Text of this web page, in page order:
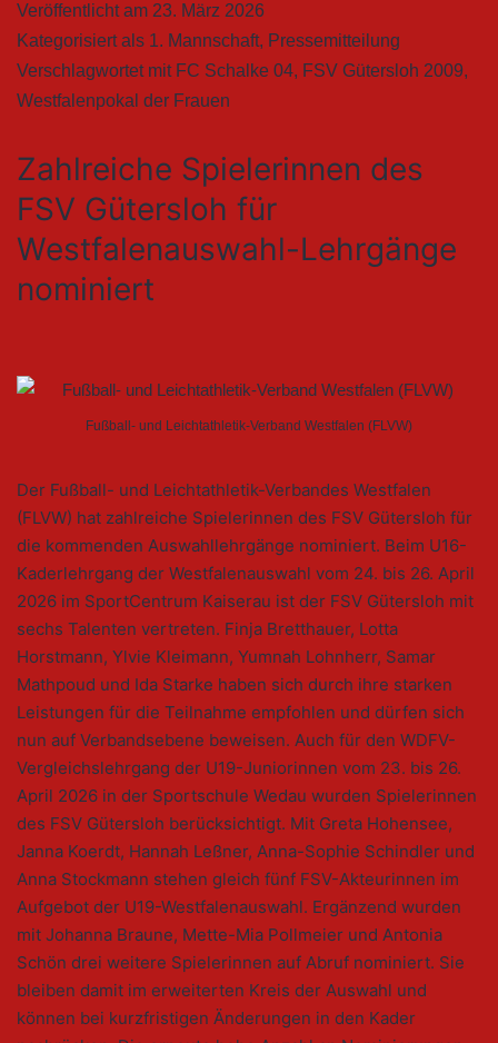
Veröffentlicht am 23. März 2026
Kategorisiert als 1. Mannschaft, Pressemitteilung
Verschlagwortet mit FC Schalke 04, FSV Gütersloh 2009,
Westfalenpokal der Frauen
Zahlreiche Spielerinnen des
FSV Gütersloh für
Westfalenauswahl-Lehrgänge
nominiert
Fußball- und Leichtathletik-Verband Westfalen (FLVW)
Der Fußball- und Leichtathletik-Verbandes Westfalen
(FLVW) hat zahlreiche Spielerinnen des FSV Gütersloh für
die kommenden Auswahllehrgänge nominiert. Beim U16-
Kaderlehrgang der Westfalenauswahl vom 24. bis 26. April
2026 im SportCentrum Kaiserau ist der FSV Gütersloh mit
sechs Talenten vertreten. Finja Bretthauer, Lotta
Horstmann, Ylvie Kleimann, Yumnah Lohnherr, Samar
Mathpoud und Ida Starke haben sich durch ihre starken
Leistungen für die Teilnahme empfohlen und dürfen sich
nun auf Verbandsebene beweisen. Auch für den WDFV-
Vergleichslehrgang der U19-Juniorinnen vom 23. bis 26.
April 2026 in der Sportschule Wedau wurden Spielerinnen
des FSV Gütersloh berücksichtigt. Mit Greta Hohensee,
Janna Koerdt, Hannah Leßner, Anna-Sophie Schindler und
Anna Stockmann stehen gleich fünf FSV-Akteurinnen im
Aufgebot der U19-Westfalenauswahl. Ergänzend wurden
mit Johanna Braune, Mette-Mia Pollmeier und Antonia
Schön drei weitere Spielerinnen auf Abruf nominiert. Sie
bleiben damit im erweiterten Kreis der Auswahl und
können bei kurzfristigen Änderungen in den Kader